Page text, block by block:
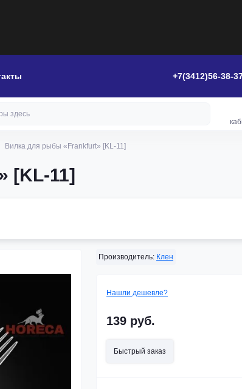
+7(3412)56-38-
Вилка для рыбы «Frankfurt» [KL-11]
[KL-11]
Производитель: Клен
Нашли дешевле?
139 руб.
Быстрый заказ